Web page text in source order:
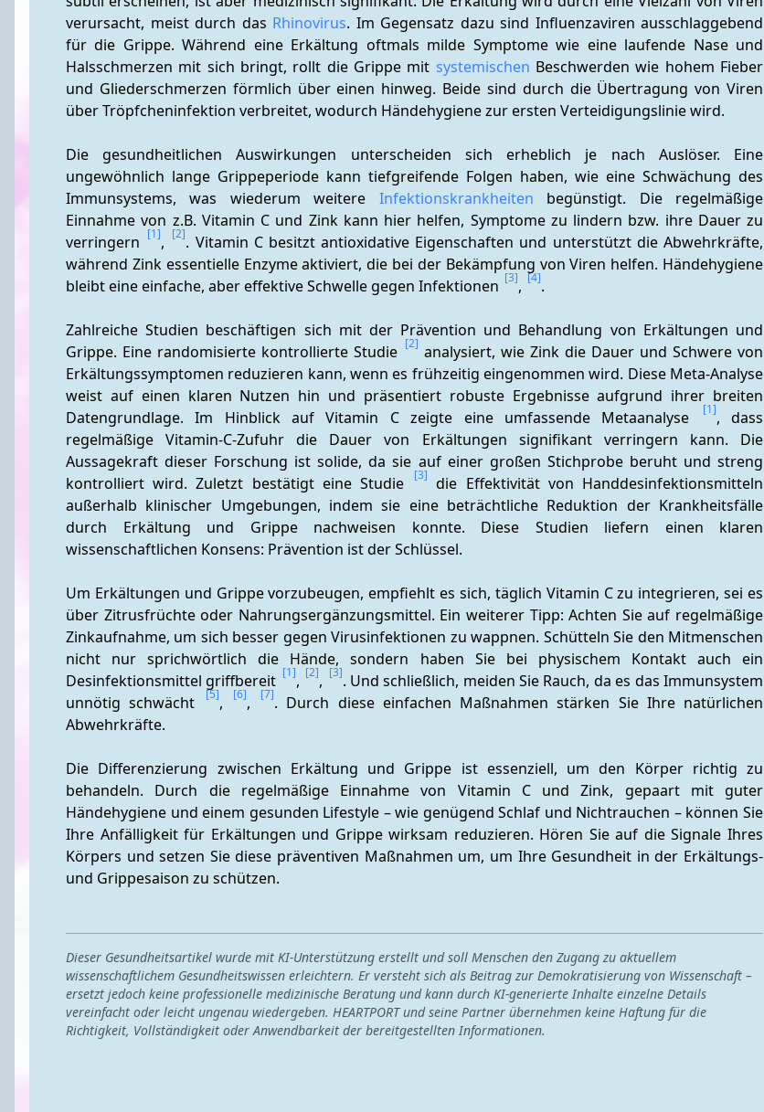
verursacht, meist durch das Rhinovirus. Im Gegensatz dazu sind Influenzaviren ausschlaggebend
für die Grippe. Während eine Erkältung oftmals milde Symptome wie eine laufende Nase und
Halsschmerzen mit sich bringt, rollt die Grippe mit systemischen Beschwerden wie hohem Fieber
und Gliederschmerzen förmlich über einen hinweg. Beide sind durch die Übertragung von Viren
über Tröpfcheninfektion verbreitet, wodurch Händehygiene zur ersten Verteidigungslinie wird.
Die gesundheitlichen Auswirkungen unterscheiden sich erheblich je nach Auslöser. Eine
ungewöhnlich lange Grippeperiode kann tiefgreifende Folgen haben, wie eine Schwächung des
Immunsystems, was wiederum weitere Infektionskrankheiten begünstigt. Die regelmäßige
Einnahme von z.B. Vitamin C und Zink kann hier helfen, Symptome zu lindern bzw. ihre Dauer zu
verringern [1], [2]. Vitamin C besitzt antioxidative Eigenschaften und unterstützt die Abwehrkräfte,
während Zink essentielle Enzyme aktiviert, die bei der Bekämpfung von Viren helfen. Händehygiene
bleibt eine einfache, aber effektive Schwelle gegen Infektionen [3], [4].
Zahlreiche Studien beschäftigen sich mit der Prävention und Behandlung von Erkältungen und
Grippe. Eine randomisierte kontrollierte Studie [2] analysiert, wie Zink die Dauer und Schwere von
Erkältungssymptomen reduzieren kann, wenn es frühzeitig eingenommen wird. Diese Meta-Analyse
weist auf einen klaren Nutzen hin und präsentiert robuste Ergebnisse aufgrund ihrer breiten
Datengrundlage. Im Hinblick auf Vitamin C zeigte eine umfassende Metaanalyse
[1], dass
regelmäßige Vitamin-C-Zufuhr die Dauer von Erkältungen signifikant verringern kann. Die
Aussagekraft dieser Forschung ist solide, da sie auf einer großen Stichprobe beruht und streng
kontrolliert wird. Zuletzt bestätigt eine Studie
[3] die Effektivität von Handdesinfektionsmitteln
außerhalb klinischer Umgebungen, indem sie eine beträchtliche Reduktion der Krankheitsfälle
durch Erkältung und Grippe nachweisen konnte. Diese Studien liefern einen klaren
wissenschaftlichen Konsens: Prävention ist der Schlüssel.
Um Erkältungen und Grippe vorzubeugen, empfiehlt es sich, täglich Vitamin C zu integrieren, sei es
über Zitrusfrüchte oder Nahrungsergänzungsmittel. Ein weiterer Tipp: Achten Sie auf regelmäßige
Zinkaufnahme, um sich besser gegen Virusinfektionen zu wappnen. Schütteln Sie den Mitmenschen
nicht nur sprichwörtlich die Hände, sondern haben Sie bei physischem Kontakt auch ein
Desinfektionsmittel griffbereit [1], [2], [3]. Und schließlich, meiden Sie Rauch, da es das Immunsystem
unnötig schwächt
[5], [6], [7]. Durch diese einfachen Maßnahmen stärken Sie Ihre natürlichen
Abwehrkräfte.
Die Differenzierung zwischen Erkältung und Grippe ist essenziell, um den Körper richtig zu
behandeln. Durch die regelmäßige Einnahme von Vitamin C und Zink, gepaart mit guter
Händehygiene und einem gesunden Lifestyle – wie genügend Schlaf und Nichtrauchen – können Sie
Ihre Anfälligkeit für Erkältungen und Grippe wirksam reduzieren. Hören Sie auf die Signale Ihres
Körpers und setzen Sie diese präventiven Maßnahmen um, um Ihre Gesundheit in der Erkältungs-
und Grippesaison zu schützen.
Dieser Gesundheitsartikel wurde mit KI-Unterstützung erstellt und soll Menschen den Zugang zu aktuellem
wissenschaftlichem Gesundheitswissen erleichtern. Er versteht sich als Beitrag zur Demokratisierung von Wissenschaft –
ersetzt jedoch keine professionelle medizinische Beratung und kann durch KI-generierte Inhalte einzelne Details
vereinfacht oder leicht ungenau wiedergeben. HEARTPORT und seine Partner übernehmen keine Haftung für die
Richtigkeit, Vollständigkeit oder Anwendbarkeit der bereitgestellten Informationen.